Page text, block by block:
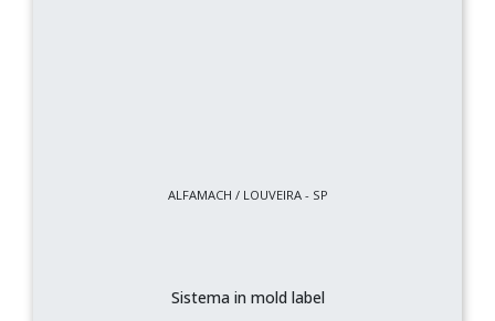
ALFAMACH / LOUVEIRA - SP
Sistema in mold label